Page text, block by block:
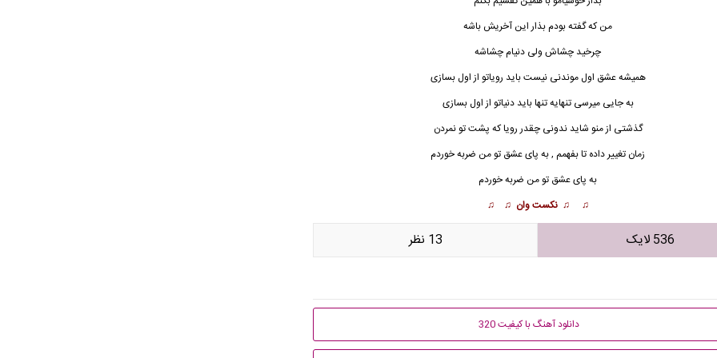
من که گفته بودم بذار این آخریش باشه
چرخید چشاش ولی دنیام چشاشه
همیشه عشق اول موندنی نیست باید رویاتو از اول بسازی
به جایی میرسی تنهایه تنها باید دنیاتو از اول بسازی
گذشتی از منو شاید ندونی چقدر رویا که پشت تو نمردن
زمان تغییر داده تا بفهمم , به پای عشق تو من ضربه خوردم
به پای عشق تو من ضربه خوردم
♫ ♫نکست وان ♫ ♫
536 لایک 13 نظر
دانلود آهنگ با کیفیت 320